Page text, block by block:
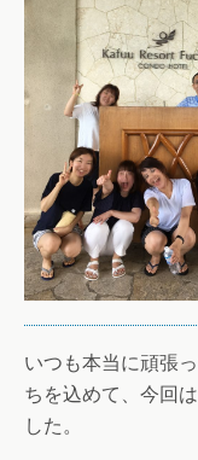
いつも本当に頑張
ちを込めて、今回
した。